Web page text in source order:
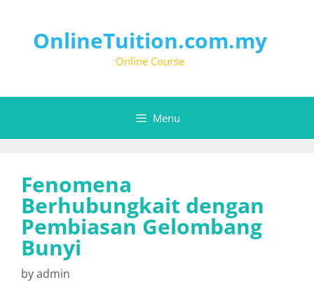
OnlineTuition.com.my
Online Course
Menu
Fenomena
Berhubungkait dengan
Pembiasan Gelombang
Bunyi
byadmin